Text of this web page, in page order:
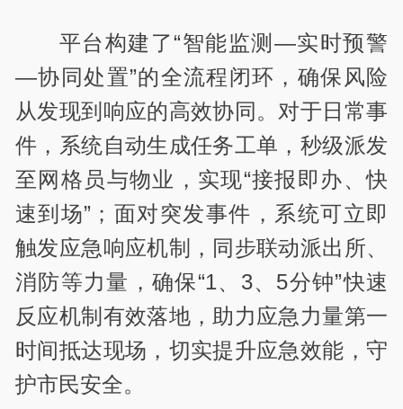
平台构建了“智能监测—实时预警
—协同处置”的全流程闭环，确保风险
从发现到响应的高效协同。对于日常事
件，系统自动生成任务工单，秒级派发
至网格员与物业，实现“接报即办、快
速到场”；面对突发事件，系统可立即
触发应急响应机制，同步联动派出所、
消防等力量，确保“1、3、5分钟”快速
反应机制有效落地，助力应急力量第一
时间抵达现场，切实提升应急效能，守
护市民安全。